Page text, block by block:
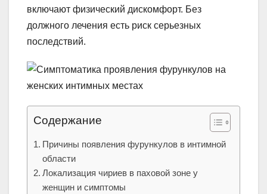
включают физический дискомфорт. Без
должного лечения есть риск серьезных
последствий.
Содержание
Причины появления фурункулов в интимной
области
Локализация чириев в паховой зоне у
женщин и симптомы